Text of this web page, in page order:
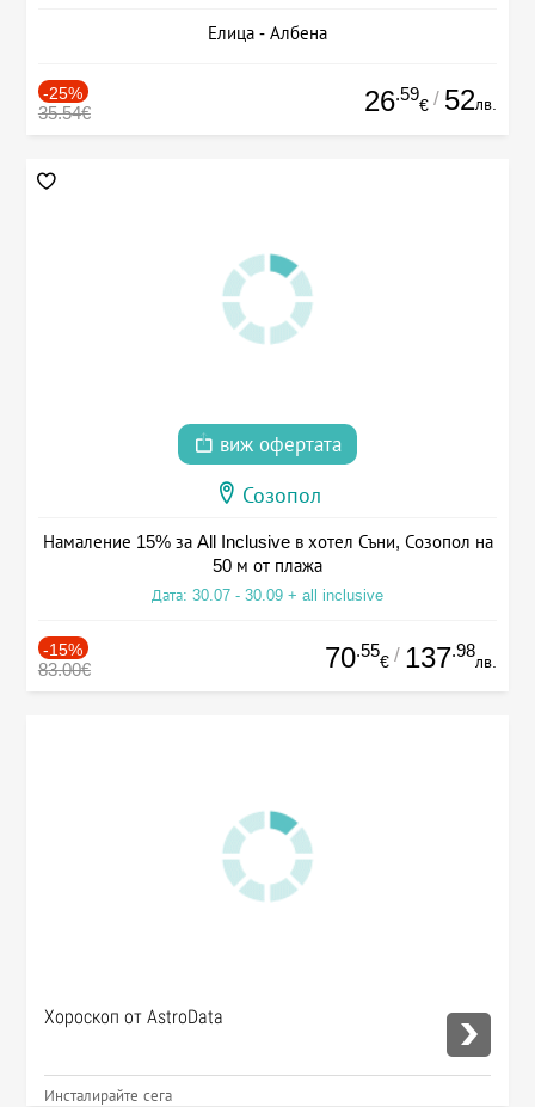
Елица - Албена
-25%
35.54€ 26.59
€ / 52лв.
виж офертата
Созопол
Намаление 15% за All Inclusive в хотел Съни, Созопол на
50 м от плажа
Дата: 30.07 - 30.09 + all inclusive
-15%
83.00€ 70.55
€ / 137.98
лв.
Хороскоп от AstroData
Инсталирайте сега